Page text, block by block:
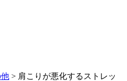
> 肩こりが悪化するストレッ